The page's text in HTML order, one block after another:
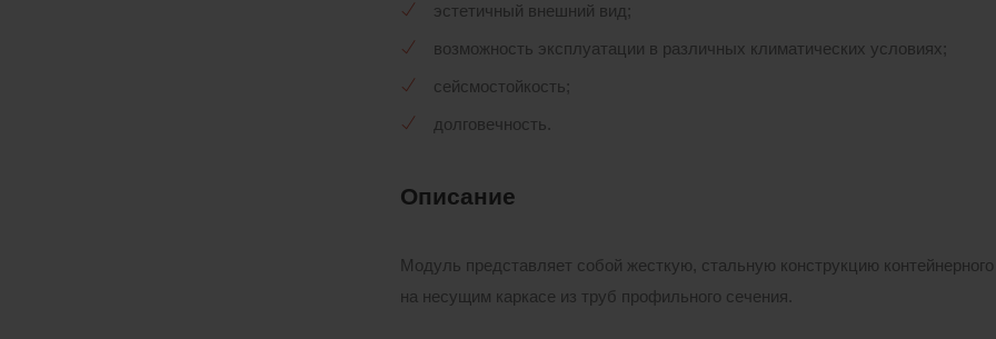
эстетичный внешний вид;
возможность эксплуатации в различных климатических условиях;
сейсмостойкость;
долговечность.
Описание
Модуль представляет собой жесткую, стальную конструкцию
на несущим каркасе из труб профильного сечения.